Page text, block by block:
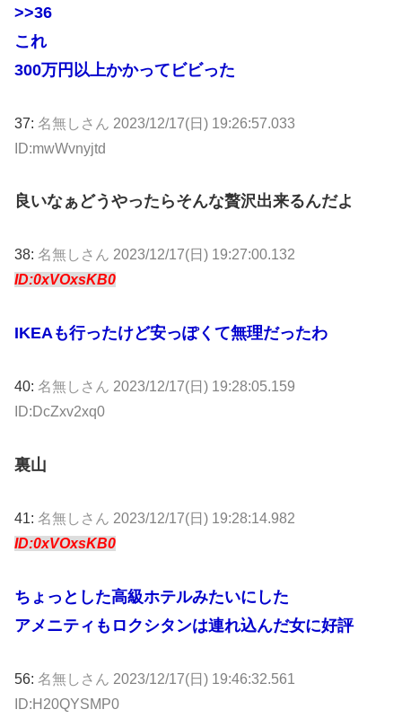
>>36
これ
300万円以上かかってビビった
37: 名無しさん 2023/12/17(日) 19:26:57.033
ID:mwWvnyjtd
良いなぁどうやったらそんな贅沢出来るんだよ
38: 名無しさん 2023/12/17(日) 19:27:00.132
ID:0xVOxsKB0
IKEAも行ったけど安っぽくて無理だったわ
40: 名無しさん 2023/12/17(日) 19:28:05.159
ID:DcZxv2xq0
裏山
41: 名無しさん 2023/12/17(日) 19:28:14.982
ID:0xVOxsKB0
ちょっとした高級ホテルみたいにした
アメニティもロクシタンは連れ込んだ女に好評
56: 名無しさん 2023/12/17(日) 19:46:32.561
ID:H20QYSMP0